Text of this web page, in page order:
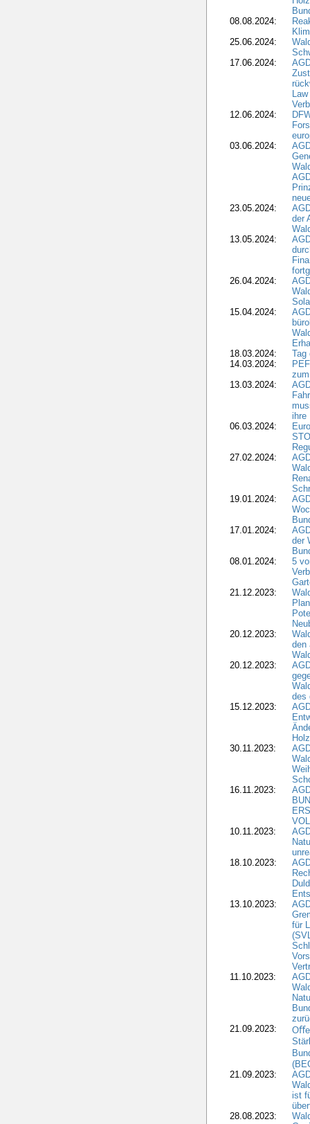
08.08.2024:
25.06.2024:
17.06.2024:
12.06.2024:
03.06.2024:
23.05.2024:
der
13.05.2024:
26.04.2024:
15.04.2024:
18.03.2024:
Tag
14.03.2024:
13.03.2024:
ihre
06.03.2024:
27.02.2024:
19.01.2024:
17.01.2024:
der
08.01.2024:
5
21.12.2023:
20.12.2023:
den
20.12.2023:
des
15.12.2023:
30.11.2023:
16.11.2023:
10.11.2023:
18.10.2023:
13.10.2023:
für
11.10.2023:
21.09.2023:
21.09.2023:
ist
28.08.2023: